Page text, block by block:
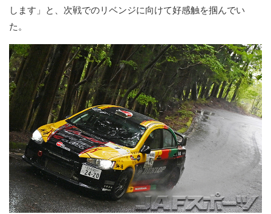
します」と、次戦でのリベンジに向けて好感触を掴んでい
た。